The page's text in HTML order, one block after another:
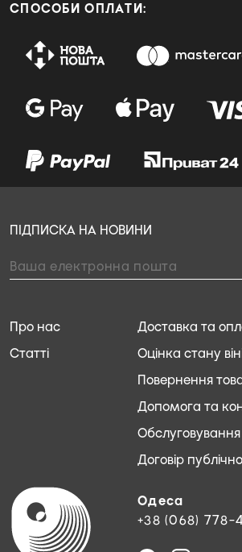
СПОСОБИ ОПЛАТИ:
Одеса
+38 (068) 778-
Доставка та
Оцінка стану
Повернення
Допомога та
Обслуговування
Договір
Про нас
Статті
ПІДПИСКА НА НОВИНИ